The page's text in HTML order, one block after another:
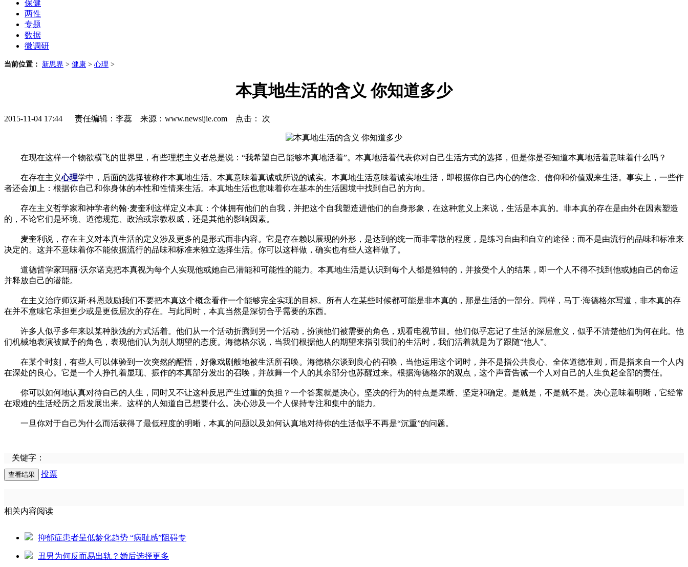
保健
两性
专题
数据
微调研
当前位置： 新思界 > 健康 > 心理 >
本真地生活的含义 你知道多少
2015-11-04 17:44 责任编辑：李蕊 来源：www.newsijie.com 点击： 次
在现在这样一个物欲横飞的世界里，有些理想主义者总是说：“我希望自己能够本真地活着”。本真地活着代表你对自己生活方式的选择，但是你是否知道本真地活着意味着什么吗？
在存在主义心理学中，后面的选择被称作本真地生活。本真意味着真诚或所说的诚实。本真地生活意味着诚实地生活，即根据你自己内心的信念、信仰和价值观来生活。事实上，一些作
者还会加上：根据你自己和你身体的本性和性情来生活。本真地生活也意味着你在基本的生活困境中找到自己的方向。
存在主义哲学家和神学者约翰·麦奎利这样定义本真：个体拥有他们的自我，并把这个自我塑造进他们的自身形象，在这种意义上来说，生活是本真的。非本真的存在是由外在因素塑造
的，不论它们是环境、道德规范、政治或宗教权威，还是其他的影响因素。
麦奎利说，存在主义对本真生活的定义涉及更多的是形式而非内容。它是存在赖以展现的外形，是达到的统一而非零散的程度，是练习自由和自立的途径；而不是由流行的品味和标准来
决定的。这并不意味着你不能依据流行的品味和标准来独立选择生活。你可以这样做，确实也有些人这样做了。
道德哲学家玛丽·沃尔诺克把本真视为每个人实现他或她自己潜能和可能性的能力。本真地生活是认识到每个人都是独特的，并接受个人的结果，即一个人不得不找到他或她自己的命运
并释放自己的潜能。
在主义治疗师汉斯·科恩鼓励我们不要把本真这个概念看作一个能够完全实现的目标。所有人在某些时候都可能是非本真的，那是生活的一部分。同样，马丁·海德格尔写道，非本真的存
在并不意味它承担更少或是更低层次的存在。与此同时，本真当然是深切合乎需要的东西。
许多人似乎多年来以某种肤浅的方式活着。他们从一个活动折腾到另一个活动，扮演他们被需要的角色，观看电视节目。他们似乎忘记了生活的深层意义，似乎不清楚他们为何在此。他
们机械地表演被赋予的角色，表现他们认为别人期望的态度。海德格尔说，当我们根据他人的期望来指引我们的生活时，我们活着就是为了跟随“他人”。
在某个时刻，有些人可以体验到一次突然的醒悟，好像戏剧般地被生活所召唤。海德格尔谈到良心的召唤，当他运用这个词时，并不是指公共良心、全体道德准则，而是指来自一个人内
在深处的良心。它是一个人挣扎着显现、振作的本真部分发出的召唤，并鼓舞一个人的其余部分也苏醒过来。根据海德格尔的观点，这个声音告诫一个人对自己的人生负起全部的责任。
你可以如何地认真对待自己的人生，同时又不让这种反思产生过重的负担？一个答案就是决心。坚决的行为的特点是果断、坚定和确定。是就是，不是就不是。决心意味着明晰，它经常
在艰难的生活经历之后发展出来。这样的人知道自己想要什么。决心涉及一个人保持专注和集中的能力。
一旦你对于自己为什么而活获得了最低程度的明晰，本真的问题以及如何认真地对待你的生活似乎不再是“沉重”的问题。
关键字：
投票
相关内容阅读
抑郁症患者呈低龄化趋势 “病耻感”阻碍专
丑男为何反而易出轨？婚后选择更多